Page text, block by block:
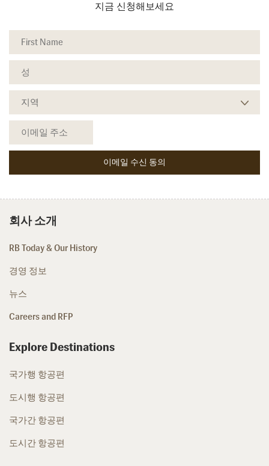
지금 신청해보세요
회사 소개
RB Today & Our History
경영 정보
뉴스
Careers and RFP
Explore Destinations
국가행 항공편
도시행 항공편
국가간 항공편
도시간 항공편